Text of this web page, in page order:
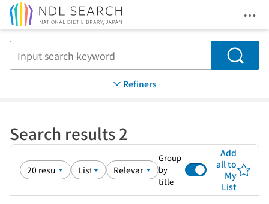
Search
Refiners
Search results 2
Group
by
title
Add
all to
My
List